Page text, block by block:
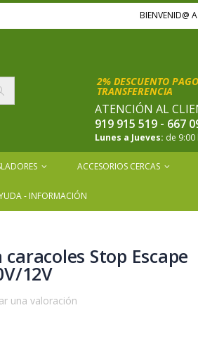
BIENVENID@
2% DESCUENTO
TRANSFERENCIA
ATENCIÓN AL
919 915 519 - 667
Lunes a Jueves: de 9:00
ACCESORIOS CERCAS
- INFORMACIÓN
Stop Escape
12V
una valoración